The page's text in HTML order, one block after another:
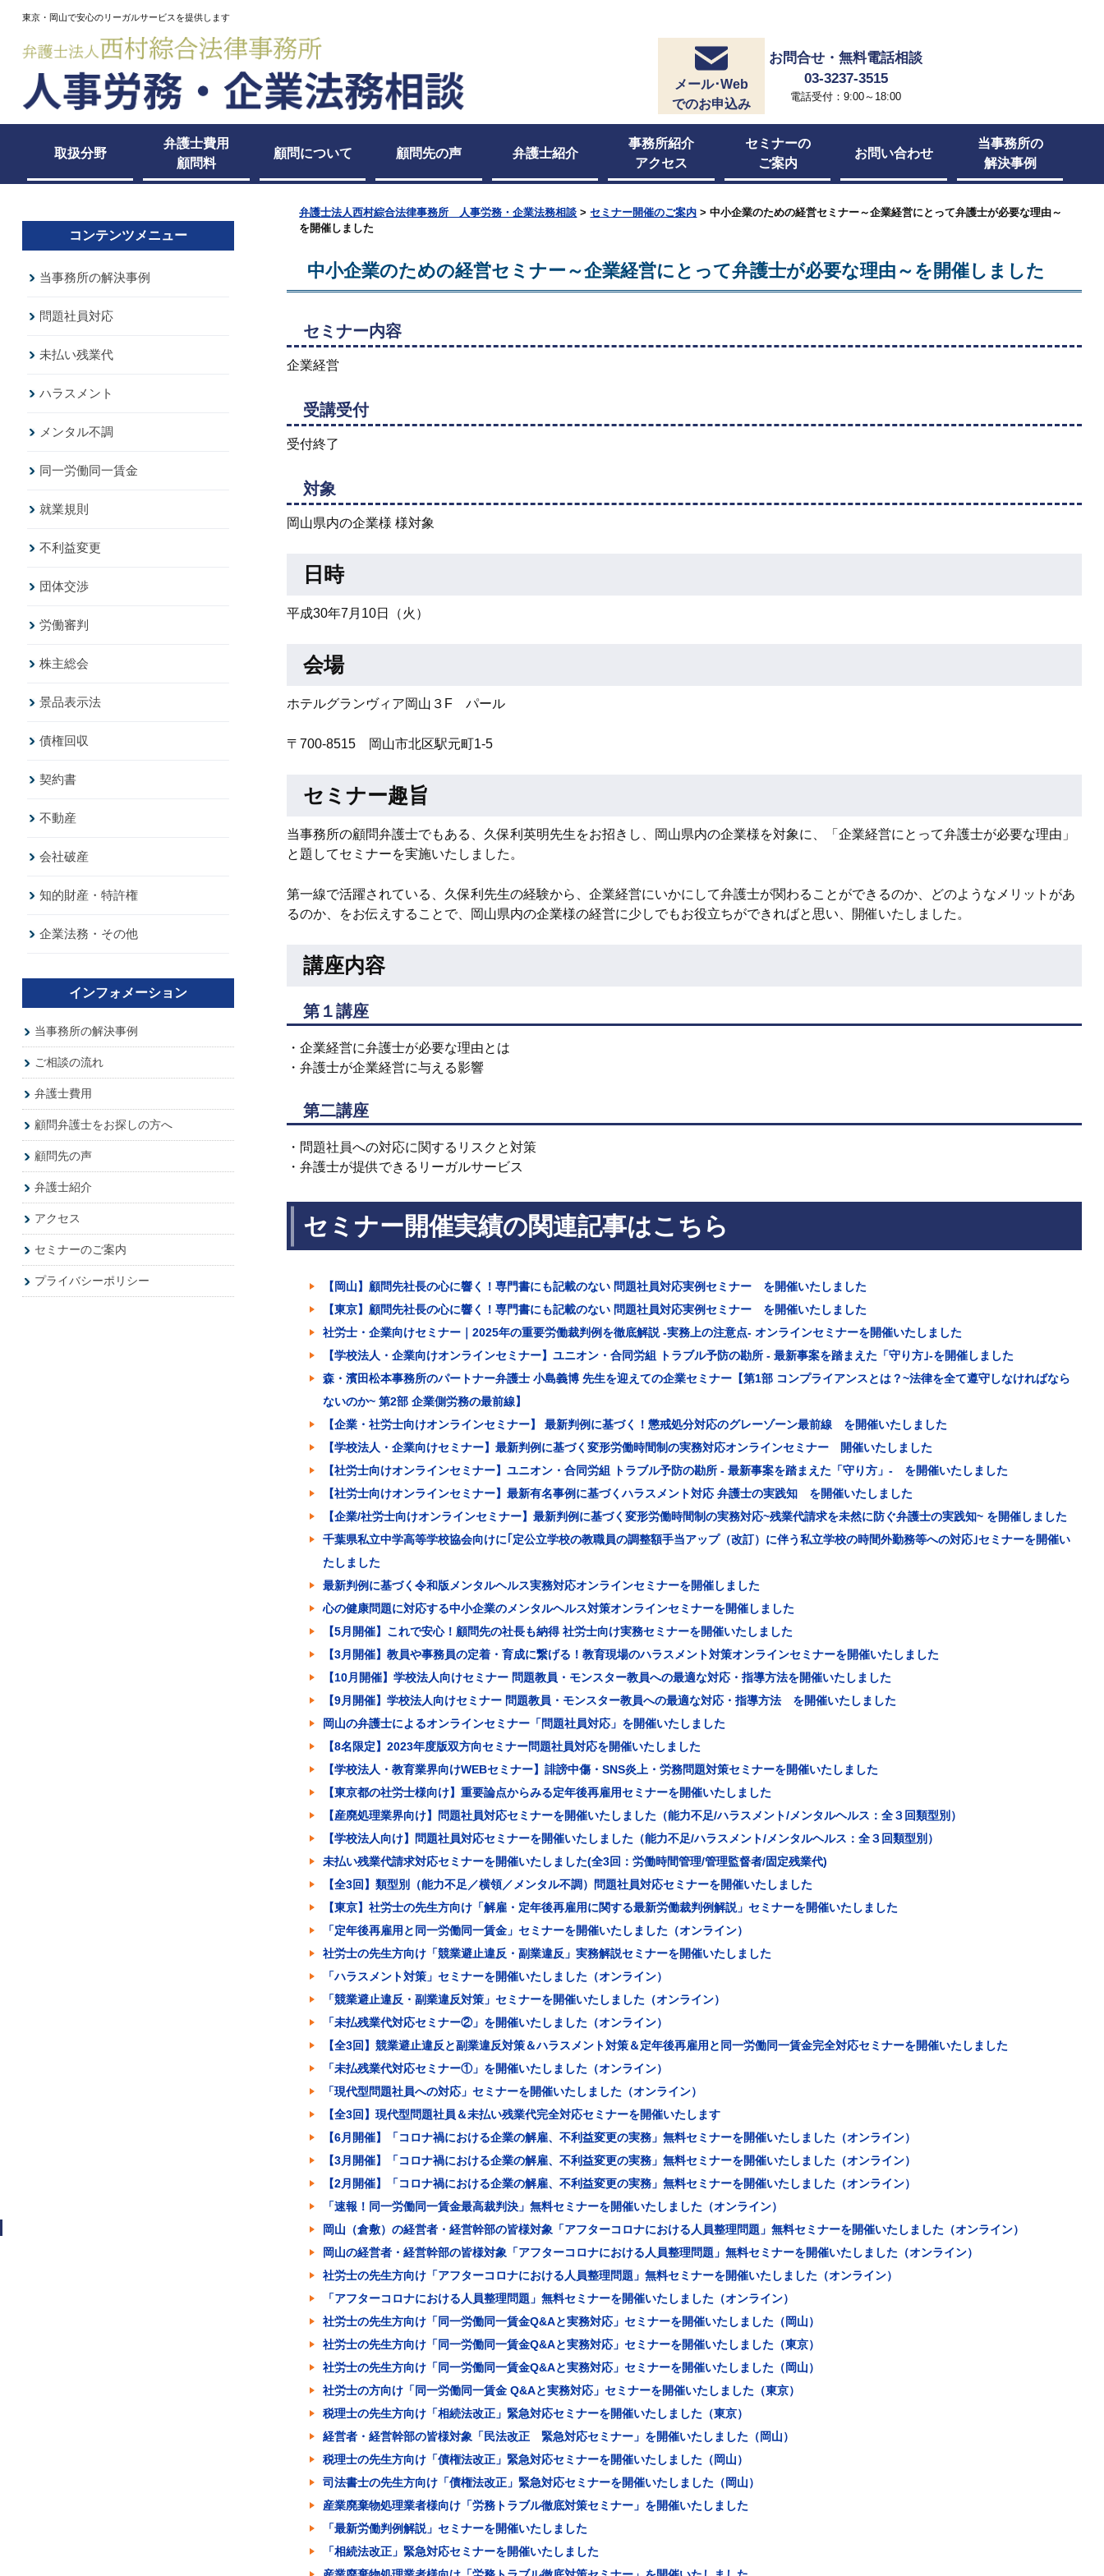
東京・岡山で安心のリーガルサービスを提供します
メール･Web
でのお申込み
お問合せ・無料電話相談
03-3237-3515
電話受付：9:00～18:00
取扱分野
弁護士費用
顧問料
顧問について 顧問先の声 弁護士紹介
事務所紹介
アクセス
セミナーの
ご案内
お問い合わせ
当事務所の
解決事例
弁護士法人西村綜合法律事務所 人事労務・企業法務相談 >セミナー開催のご案内 > 中小企業のための経営セミナー～企業経営にとって弁護士が必要な理由～
を開催しました
中小企業のための経営セミナー～企業経営にとって弁護士が必要な理由～を開催しました
セミナー内容
企業経営
受講受付
受付終了
対象
岡山県内の企業様 様対象
日時
平成30年7月10日（火）
会場
ホテルグランヴィア岡山３F パール
〒700-8515 岡山市北区駅元町1-5
セミナー趣旨
当事務所の顧問弁護士でもある、久保利英明先生をお招きし、岡山県内の企業様を対象に、「企業経営にとって弁護士が必要な理由」
と題してセミナーを実施いたしました。
第一線で活躍されている、久保利先生の経験から、企業経営にいかにして弁護士が関わることができるのか、どのようなメリットがあ
るのか、をお伝えすることで、岡山県内の企業様の経営に少しでもお役立ちができればと思い、開催いたしました。
講座内容
第１講座
・企業経営に弁護士が必要な理由とは
・弁護士が企業経営に与える影響
第二講座
・問題社員への対応に関するリスクと対策
・弁護士が提供できるリーガルサービス
セミナー開催実績の関連記事はこちら
【岡山】顧問先社長の心に響く！専門書にも記載のない 問題社員対応実例セミナー を開催いたしました
【東京】顧問先社長の心に響く！専門書にも記載のない 問題社員対応実例セミナー を開催いたしました
社労士・企業向けセミナー｜2025年の重要労働裁判例を徹底解説 -実務上の注意点- オンラインセミナーを開催いたしました
【学校法人・企業向けオンラインセミナー】ユニオン・合同労組 トラブル予防の勘所 - 最新事案を踏まえた「守り方｣-を開催しました
森・濱田松本事務所のパートナー弁護士 小島義博 先生を迎えての企業セミナー【第1部 コンプライアンスとは？~法律を全て遵守しなければなら
ないのか~ 第2部 企業側労務の最前線】
【企業・社労士向けオンラインセミナー】 最新判例に基づく！懲戒処分対応のグレーゾーン最前線 を開催いたしました
【学校法人・企業向けセミナー】最新判例に基づく変形労働時間制の実務対応オンラインセミナー 開催いたしました
【社労士向けオンラインセミナー】ユニオン・合同労組 トラブル予防の勘所 - 最新事案を踏まえた「守り方」- を開催いたしました
【社労士向けオンラインセミナー】最新有名事例に基づくハラスメント対応 弁護士の実践知 を開催いたしました
【企業/社労士向けオンラインセミナー】最新判例に基づく変形労働時間制の実務対応~残業代請求を未然に防ぐ弁護士の実践知~ を開催しました
千葉県私立中学高等学校協会向けに｢定公立学校の教職員の調整額手当アップ（改訂）に伴う私立学校の時間外勤務等への対応｣セミナーを開催い
たしました
最新判例に基づく令和版メンタルヘルス実務対応オンラインセミナーを開催しました
心の健康問題に対応する中小企業のメンタルヘルス対策オンラインセミナーを開催しました
【5月開催】これで安心！顧問先の社長も納得 社労士向け実務セミナーを開催いたしました
【3月開催】教員や事務員の定着・育成に繋げる！教育現場のハラスメント対策オンラインセミナーを開催いたしました
【10月開催】学校法人向けセミナー 問題教員・モンスター教員への最適な対応・指導方法を開催いたしました
【9月開催】学校法人向けセミナー 問題教員・モンスター教員への最適な対応・指導方法 を開催いたしました
岡山の弁護士によるオンラインセミナー「問題社員対応」を開催いたしました
【8名限定】2023年度版双方向セミナー問題社員対応を開催いたしました
【学校法人・教育業界向けWEBセミナー】誹謗中傷・SNS炎上・労務問題対策セミナーを開催いたしました
【東京都の社労士様向け】重要論点からみる定年後再雇用セミナーを開催いたしました
【産廃処理業界向け】問題社員対応セミナーを開催いたしました（能力不足/ハラスメント/メンタルヘルス：全３回類型別）
【学校法人向け】問題社員対応セミナーを開催いたしました（能力不足/ハラスメント/メンタルヘルス：全３回類型別）
未払い残業代請求対応セミナーを開催いたしました(全3回：労働時間管理/管理監督者/固定残業代)
【全3回】類型別（能力不足／横領／メンタル不調）問題社員対応セミナーを開催いたしました
【東京】社労士の先生方向け「解雇・定年後再雇用に関する最新労働裁判例解説」セミナーを開催いたしました
「定年後再雇用と同一労働同一賃金」セミナーを開催いたしました（オンライン）
社労士の先生方向け「競業避止違反・副業違反」実務解説セミナーを開催いたしました
「ハラスメント対策」セミナーを開催いたしました（オンライン）
「競業避止違反・副業違反対策」セミナーを開催いたしました（オンライン）
「未払残業代対応セミナー②」を開催いたしました（オンライン）
【全3回】競業避止違反と副業違反対策＆ハラスメント対策＆定年後再雇用と同一労働同一賃金完全対応セミナーを開催いたしました
「未払残業代対応セミナー①」を開催いたしました（オンライン）
「現代型問題社員への対応」セミナーを開催いたしました（オンライン）
【全3回】現代型問題社員＆未払い残業代完全対応セミナーを開催いたします
【6月開催】「コロナ禍における企業の解雇、不利益変更の実務」無料セミナーを開催いたしました（オンライン）
【3月開催】「コロナ禍における企業の解雇、不利益変更の実務」無料セミナーを開催いたしました（オンライン）
【2月開催】「コロナ禍における企業の解雇、不利益変更の実務」無料セミナーを開催いたしました（オンライン）
「速報！同一労働同一賃金最高裁判決」無料セミナーを開催いたしました（オンライン）
岡山（倉敷）の経営者・経営幹部の皆様対象「アフターコロナにおける人員整理問題」無料セミナーを開催いたしました（オンライン）
岡山の経営者・経営幹部の皆様対象「アフターコロナにおける人員整理問題」無料セミナーを開催いたしました（オンライン）
社労士の先生方向け「アフターコロナにおける人員整理問題」無料セミナーを開催いたしました（オンライン）
「アフターコロナにおける人員整理問題」無料セミナーを開催いたしました（オンライン）
社労士の先生方向け「同一労働同一賃金Q&Aと実務対応」セミナーを開催いたしました（岡山）
社労士の先生方向け「同一労働同一賃金Q&Aと実務対応」セミナーを開催いたしました（東京）
社労士の先生方向け「同一労働同一賃金Q&Aと実務対応」セミナーを開催いたしました（岡山）
社労士の方向け「同一労働同一賃金 Q&Aと実務対応」セミナーを開催いたしました（東京）
税理士の先生方向け「相続法改正」緊急対応セミナーを開催いたしました（東京）
経営者・経営幹部の皆様対象「民法改正 緊急対応セミナー」を開催いたしました（岡山）
税理士の先生方向け「債権法改正」緊急対応セミナーを開催いたしました（岡山）
司法書士の先生方向け「債権法改正」緊急対応セミナーを開催いたしました（岡山）
産業廃棄物処理業者様向け「労務トラブル徹底対策セミナー」を開催いたしました
「最新労働判例解説」セミナーを開催いたしました
「相続法改正」緊急対応セミナーを開催いたしました
コンテンツメニュー
当事務所の解決事例
問題社員対応
未払い残業代
ハラスメント
メンタル不調
同一労働同一賃金
就業規則
不利益変更
団体交渉
労働審判
株主総会
景品表示法
債権回収
契約書
不動産
会社破産
知的財産・特許権
企業法務・その他
インフォメーション
当事務所の解決事例
ご相談の流れ
弁護士費用
顧問弁護士をお探しの方へ
顧問先の声
弁護士紹介
アクセス
セミナーのご案内
プライバシーポリシー